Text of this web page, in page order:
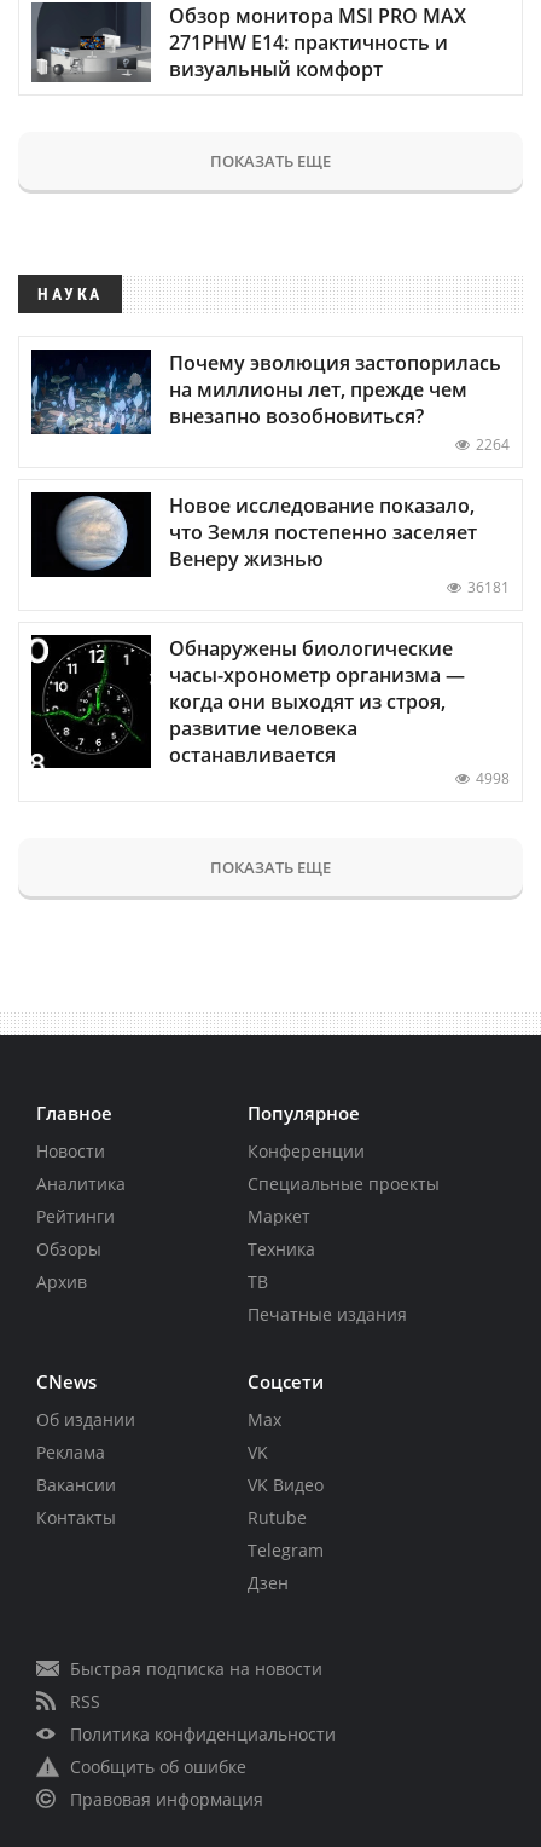
Обзор монитора MSI PRO MAX
271PHW E14: практичность и
визуальный комфорт
ПОКАЗАТЬ ЕЩЕ
НАУКА
Почему эволюция застопорилась
на миллионы лет, прежде чем
внезапно возобновиться?
2264
Новое исследование показало,
что Земля постепенно заселяет
Венеру жизнью
36181
Обнаружены биологические
часы-хронометр организма —
когда они выходят из строя,
развитие человека
останавливается
4998
ПОКАЗАТЬ ЕЩЕ
Главное
Новости
Аналитика
Рейтинги
Обзоры
Архив
Популярное
Конференции
Специальные проекты
Маркет
Техника
ТВ
Печатные издания
CNews
Об издании
Реклама
Вакансии
Контакты
Соцсети
Max
VK
VK Видео
Rutube
Telegram
Дзен
Быстрая подписка на новости
RSS
Политика конфиденциальности
Сообщить об ошибке
Правовая информация